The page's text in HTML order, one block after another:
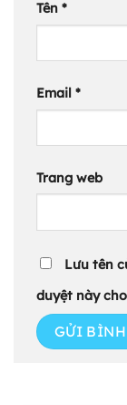
Tên *
Email *
Trang web
Lưu tên
duyệt này